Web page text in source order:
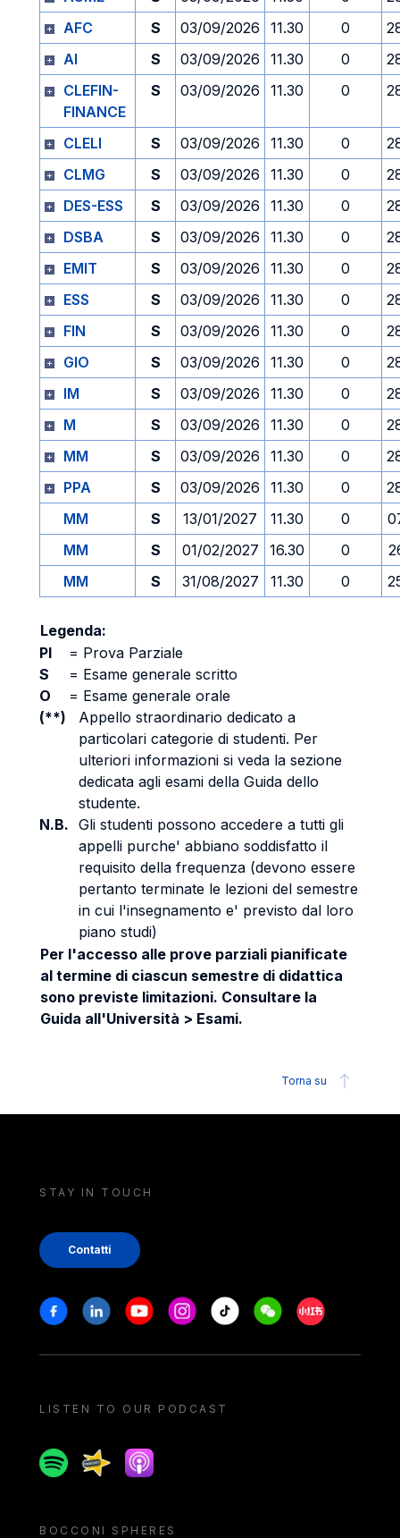
AFC
S 03/09/2026 11.30 0
AI
S 03/09/2026 11.30 0
CLEFIN-
FINANCE
S 03/09/2026 11.30 0
CLELI S 03/09/2026 11.30 0
CLMG
S 03/09/2026 11.30 0
DES-ESS
S 03/09/2026 11.30 0
DSBA
S 03/09/2026 11.30 0
EMIT
S 03/09/2026 11.30 0
ESS
S 03/09/2026 11.30 0
FIN
S 03/09/2026 11.30 0
GIO
S 03/09/2026 11.30 0
IM
S 03/09/2026 11.30 0
M
S 03/09/2026 11.30 0
MM
S 03/09/2026 11.30 0
PPA
S 03/09/2026 11.30 0
MM
S 13/01/2027 11.30 0
MM
S 01/02/2027 16.30 0
MM
S 31/08/2027 11.30 0
Legenda:
PI
= Prova Parziale
S
= Esame generale scritto
O
= Esame generale orale
(**)
Appello straordinario dedicato a
particolari categorie di studenti. Per
ulteriori informazioni si veda la sezione
dedicata agli esami della Guida dello
studente.
N.B. Gli studenti possono accedere a tutti gli
appelli purche' abbiano soddisfatto il
requisito della frequenza (devono essere
pertanto terminate le lezioni del semestre
in cui l'insegnamento e' previsto dal loro
piano studi)
Per l'accesso alle prove parziali pianificate
al termine di ciascun semestre di didattica
sono previste limitazioni. Consultare la
Guida all'Università > Esami.
Torna su
STAY IN TOUCH
Contatti
Stay in touch
FacebookLinkedinYoutubeInstagram
Tiktok WeechatXiaohongshu/
LISTEN TO OUR PODCAST
SpotifySpreakerApple podcast
BOCCONI SPHERES